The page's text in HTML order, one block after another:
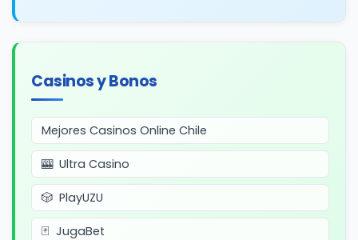
Casinos y Bonos
Mejores Casinos Online Chile
Ultra Casino
PlayUZU
JugaBet